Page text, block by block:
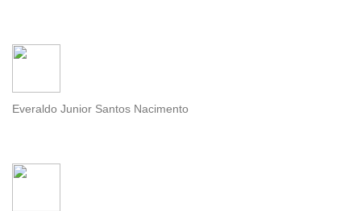
Everaldo Junior Santos Nacimento